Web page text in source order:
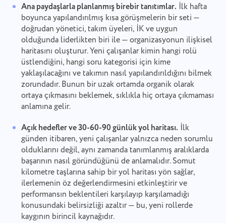
Ana paydaşlarla planlanmış birebir tanıtımlar. İlk hafta
boyunca yapılandırılmış kısa görüşmelerin bir seti —
doğrudan yönetici, takım üyeleri, İK ve uygun
olduğunda liderlikten biri ile — organizasyonun ilişkisel
haritasını oluşturur. Yeni çalışanlar kimin hangi rolü
üstlendiğini, hangi soru kategorisi için kime
yaklaşılacağını ve takımın nasıl yapılandırıldığını bilmek
zorundadır. Bunun bir uzak ortamda organik olarak
ortaya çıkmasını beklemek, sıklıkla hiç ortaya çıkmaması
anlamına gelir.
Açık hedefler ve 30-60-90 günlük yol haritası. İlk
günden itibaren, yeni çalışanlar yalnızca neden sorumlu
olduklarını değil, aynı zamanda tanımlanmış aralıklarda
başarının nasıl göründüğünü de anlamalıdır. Somut
kilometre taşlarına sahip bir yol haritası yön sağlar,
ilerlemenin öz değerlendirmesini etkinleştirir ve
performansın beklentileri karşılayıp karşılamadığı
konusundaki belirsizliği azaltır — bu, yeni rollerde
kaygının birincil kaynağıdır.